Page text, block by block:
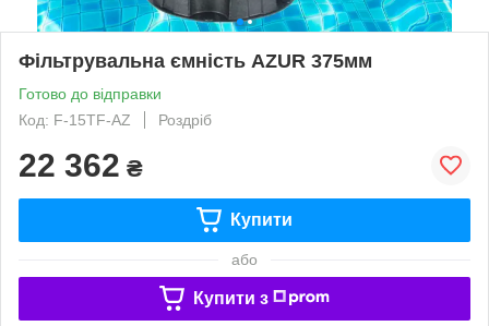
Фільтрувальна ємність AZUR 375мм
Готово до відправки
Код: F-15TF-AZ
Роздріб
22 362 ₴
Купити
або
Купити з